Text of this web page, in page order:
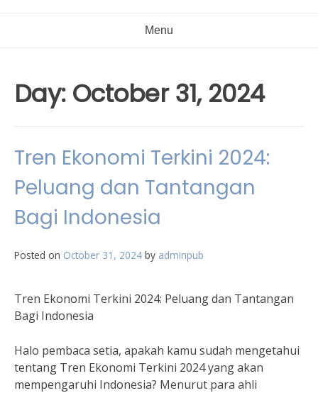
Menu
Day: October 31, 2024
Tren Ekonomi Terkini 2024:
Peluang dan Tantangan
Bagi Indonesia
Posted on October 31, 2024 by adminpub
Tren Ekonomi Terkini 2024: Peluang dan Tantangan
Bagi Indonesia
Halo pembaca setia, apakah kamu sudah mengetahui
tentang Tren Ekonomi Terkini 2024 yang akan
mempengaruhi Indonesia? Menurut para ahli